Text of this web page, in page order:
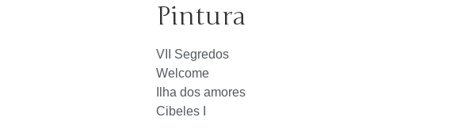
Pintura
VII Segredos
Welcome
Ilha dos amores
Cibeles I